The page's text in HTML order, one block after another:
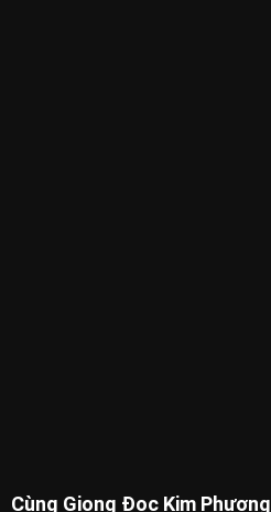
Cùng Giọng Đọc Kim Phượng